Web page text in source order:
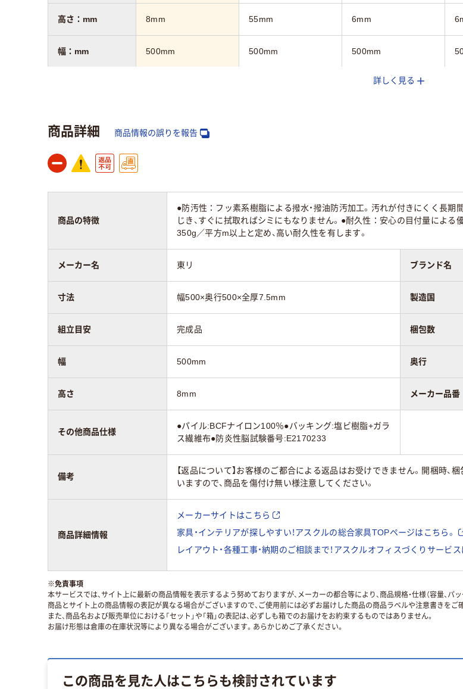
8mm 55mm 6mm
500mm 500mm 500mm
500mm
高さ：mm
幅：mm
詳しく見る
商品詳細 商品情報の誤りを報告
商品の特徴
●防汚性：フッ素系樹脂による撥水・撥油防汚加工。汚れが付きにくく長期
じき、すぐに拭取ればシミにもなりません。●耐久性：安心の目付量による
350g／平方m以上と定め、高い耐久性を有します。
メーカー名 東リ ブランド名
寸法 幅500×奥行500×全厚7.5mm 製造国
組立目安 完成品 梱包数
幅 500mm 奥行
高さ 8mm メーカー品番
その他商品仕様
●パイル:BCFナイロン100％●バッキング:塩ビ樹脂+ガラ
ス繊維布●防炎性脳試験番号:E2170233
備考
【返品について】お客様のご都合による返品はお受けできません。開梱時
いますので、商品を傷付け無い様注意してください。
商品詳細情報
メーカーサイトはこちら
家具・インテリアが探しやすい！アスクルの総合家具TOPページはこちら。
レイアウト・各種工事・納期のご相談まで！アスクルオフィスづくりサービス
※免責事項
本サービスでは、サイト上に最新の商品情報を表示するよう努めておりますが、メーカーの都合等により、商品規格・仕様（容量、パ
商品とサイト上の商品情報の表記が異なる場合がございますので、ご使用前には必ずお届けした商品の商品ラベルや注意書きをご
また、商品名および販売単位における「セット」や「箱」の表記は、必ずしも箱でのお届けをお約束するものではありません。
お届け形態は倉庫の在庫状況等により異なる場合がございます。あらかじめご了承ください。
この商品を見た人はこちらも検討されています